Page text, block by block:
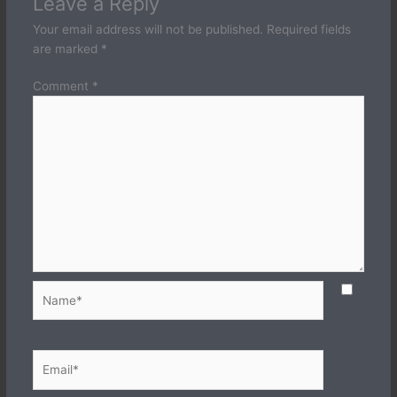
Your email address will not be published.
Required fields
are marked *
Comment *